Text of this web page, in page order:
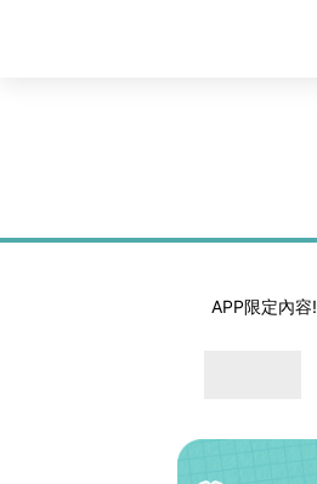
APP限定內容!